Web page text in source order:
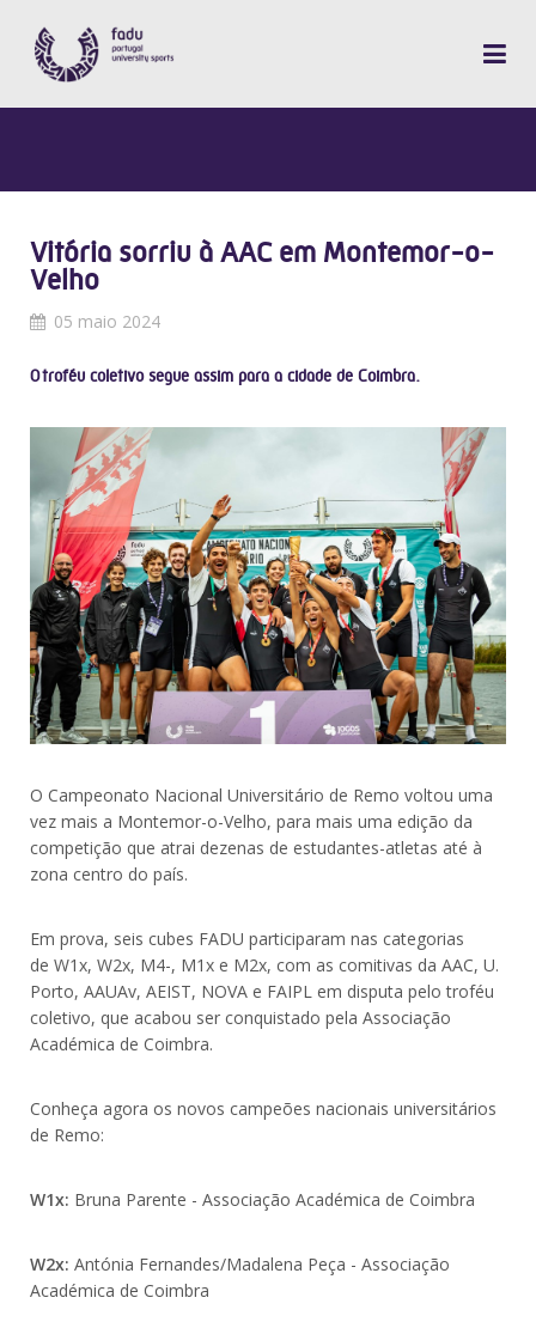
Vitória sorriu à AAC em Montemor-o-
Velho
05 maio 2024
O troféu coletivo segue assim para a cidade de Coimbra.
O Campeonato Nacional Universitário de Remo voltou uma
vez mais a Montemor-o-Velho, para mais uma edição da
competição que atrai dezenas de estudantes-atletas até à
zona centro do país.
Em prova, seis cubes FADU participaram nas categorias
de W1x, W2x, M4-, M1x e M2x, com as comitivas da AAC, U.
Porto, AAUAv, AEIST, NOVA e FAIPL em disputa pelo troféu
coletivo, que acabou ser conquistado pela Associação
Académica de Coimbra.
Conheça agora os novos campeões nacionais universitários
de Remo:
W1x: Bruna Parente - Associação Académica de Coimbra
W2x: Antónia Fernandes/Madalena Peça - Associação
Académica de Coimbra